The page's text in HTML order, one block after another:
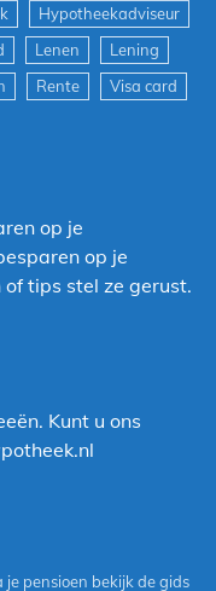
Hypotheekadviseur
Lenen
Lening
Rente Visa card
op je
op je
tips stel ze gerust.
Kunt u ons
pensioen bekijk de gids